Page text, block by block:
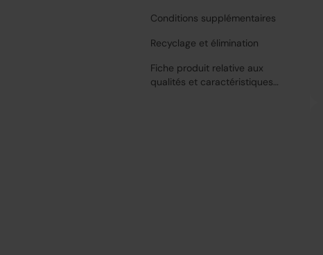
Conditions supplémentaires
Recyclage et élimination
Fiche produit relative aux
qualités et caractéristiques